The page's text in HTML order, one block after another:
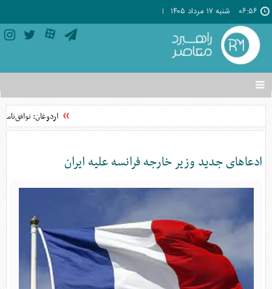
۰۶:۵۶ شنبه ۱۷ مرداد ۱۴۰۵
تغییر
وضعیت
منوی
ها
اردوغان:
ادعاهای جدید وزیر خارجه فرانسه علیه ایران